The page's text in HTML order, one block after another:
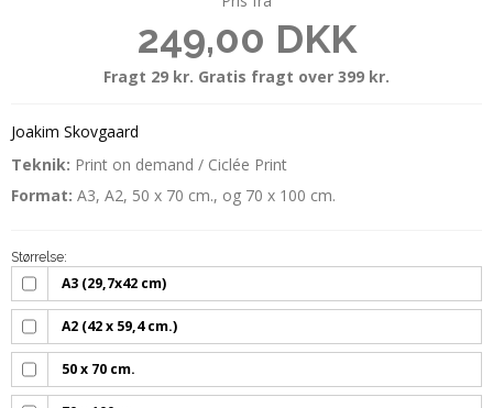
249,00 DKK
Fragt 29 kr. Gratis fragt over 399 kr.
Joakim Skovgaard
Teknik: Print on demand / Ciclée Print
Format: A3, A2, 50 x 70 cm., og 70 x 100 cm.
Størrelse:
A3 (29,7x42 cm)
A2 (42 x 59,4 cm.)
50 x 70 cm.